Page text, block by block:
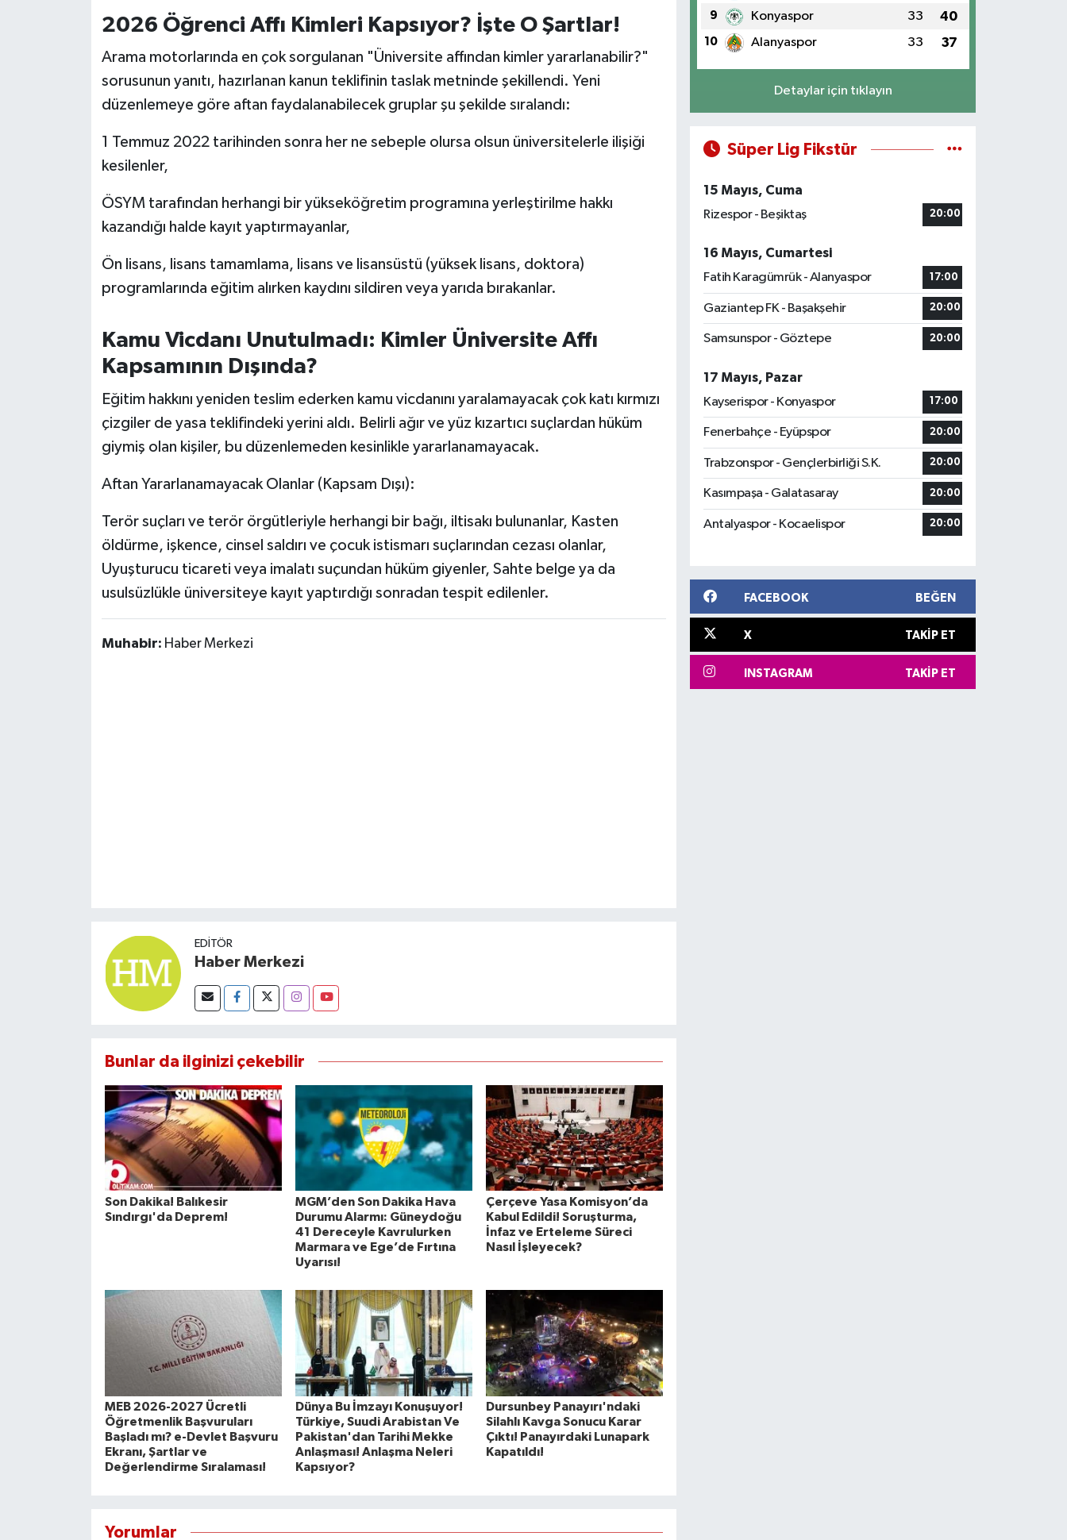
2026 Öğrenci Affı Kimleri Kapsıyor? İşte O Şartlar!
Arama motorlarında en çok sorgulanan "Üniversite affından kimler yararlanabilir?"
sorusunun yanıtı, hazırlanan kanun teklifinin taslak metninde şekillendi. Yeni
düzenlemeye göre aftan faydalanabilecek gruplar şu şekilde sıralandı:
1 Temmuz 2022 tarihinden sonra her ne sebeple olursa olsun üniversitelerle ilişiği
kesilenler,
ÖSYM tarafından herhangi bir yükseköğretim programına yerleştirilme hakkı
kazandığı halde kayıt yaptırmayanlar,
Ön lisans, lisans tamamlama, lisans ve lisansüstü (yüksek lisans, doktora)
programlarında eğitim alırken kaydını sildiren veya yarıda bırakanlar.
Kamu Vicdanı Unutulmadı: Kimler Üniversite Affı
Kapsamının Dışında?
Eğitim hakkını yeniden teslim ederken kamu vicdanını yaralamayacak çok katı kırmızı
çizgiler de yasa teklifindeki yerini aldı. Belirli ağır ve yüz kızartıcı suçlardan hüküm
giymiş olan kişiler, bu düzenlemeden kesinlikle yararlanamayacak.
Aftan Yararlanamayacak Olanlar (Kapsam Dışı):
Terör suçları ve terör örgütleriyle herhangi bir bağı, iltisakı bulunanlar, Kasten
öldürme, işkence, cinsel saldırı ve çocuk istismarı suçlarından cezası olanlar,
Uyuşturucu ticareti veya imalatı suçundan hüküm giyenler, Sahte belge ya da
usulsüzlükle üniversiteye kayıt yaptırdığı sonradan tespit edilenler.
Muhabir: Haber Merkezi
EDITÖR
Haber Merkezi
Bunlar da ilginizi çekebilir
Son Dakika! Balıkesir
Sındırgı'da Deprem!
MGM’den Son Dakika Hava
Durumu Alarmı: Güneydoğu
41 Dereceyle Kavrulurken
Marmara ve Ege’de Fırtına
Uyarısı!
Çerçeve Yasa Komisyon’da
Kabul Edildi! Soruşturma,
İnfaz ve Erteleme Süreci
Nasıl İşleyecek?
MEB 2026-2027 Ücretli
Öğretmenlik Başvuruları
Başladı mı? e-Devlet Başvuru
Ekranı, Şartlar ve
Değerlendirme Sıralaması!
Dünya Bu İmzayı Konuşuyor!
Türkiye, Suudi Arabistan Ve
Pakistan'dan Tarihi Mekke
Anlaşması! Anlaşma Neleri
Kapsıyor?
Dursunbey Panayırı'ndaki
Silahlı Kavga Sonucu Karar
Çıktı! Panayırdaki Lunapark
Kapatıldı!
Yorumlar
9 Konyaspor 33 40
10 Alanyaspor 33 37
Detaylar için tıklayın
Süper Lig Fikstür
15 Mayıs, Cuma
Rizespor - Beşiktaş
20:00
16 Mayıs, Cumartesi
Fatih Karagümrük - Alanyaspor
17:00
Gaziantep FK - Başakşehir 20:00
Samsunspor - Göztepe 20:00
17 Mayıs, Pazar
Kayserispor - Konyaspor
17:00
Fenerbahçe - Eyüpspor 20:00
Trabzonspor - Gençlerbirliği S.K. 20:00
Kasımpaşa - Galatasaray 20:00
Antalyaspor - Kocaelispor 20:00
FACEBOOK BEĞEN
X TAKIP ET
INSTAGRAM TAKIP ET
TARİHTE BUGÜN
TEKNOLOJİ
VİZYONDAKİLER